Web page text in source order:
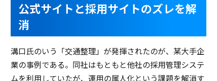
公式サイトと採用サイトのズレを解
消
溝口氏のいう「交通整理」が発揮されたのが、某大手企
業の事例である。同社はもともと他社の採用管理システ
ムを利用していたが、運用の属人化という課題を解消す